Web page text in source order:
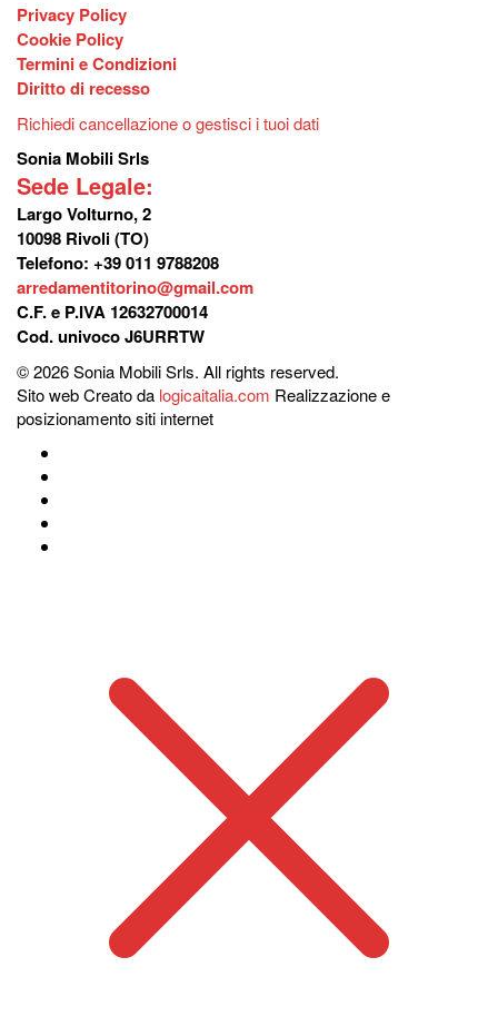
Privacy Policy
Cookie Policy
Termini e Condizioni
Diritto di recesso
Richiedi cancellazione o gestisci i tuoi dati
Sonia Mobili Srls
Sede Legale:
Largo Volturno, 2
10098 Rivoli (TO)
Telefono: +39 011 9788208
arredamentitorino@gmail.com
C.F. e P.IVA 12632700014
Cod. univoco J6URRTW
© 2026 Sonia Mobili Srls. All rights reserved.
Sito web Creato da logicaitalia.com Realizzazione e
posizionamento siti internet